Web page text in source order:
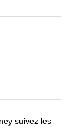
suivez les